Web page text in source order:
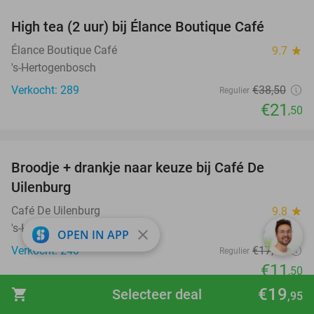
shopping_cart €19,95
Selecteer deal
High tea (2 uur) bij Élance Boutique Café
Élance Boutique Café 9.7 star
's-Hertogenbosch
Verkocht: 289
Regulier €38,50
€21 ,50
Broodje + drankje naar keuze bij Café De
Uilenburg
Café De Uilenburg 9.8 star
's-Hertogenbosch
Verkocht: 240
Regulier €17,45
€11,50
favorite_border
OPEN IN APP close